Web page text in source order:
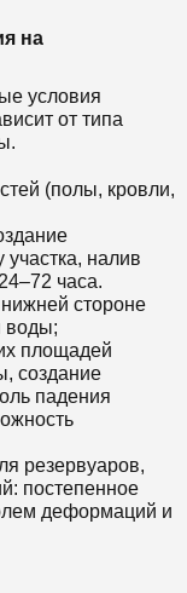
на
условия
от типа
(полы, кровли,
налив
часа.
нижней стороне
воды;
площадей
создание
падения
резервуаров,
постепенное
деформаций и